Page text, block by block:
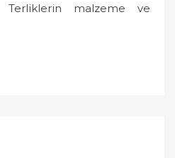
malzeme ve